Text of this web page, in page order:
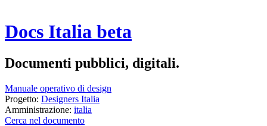
Docs Italia beta
Documenti pubblici, digitali.
Manuale operativo di design
Progetto: Designers Italia
Amministrazione: italia
Cerca nel documento